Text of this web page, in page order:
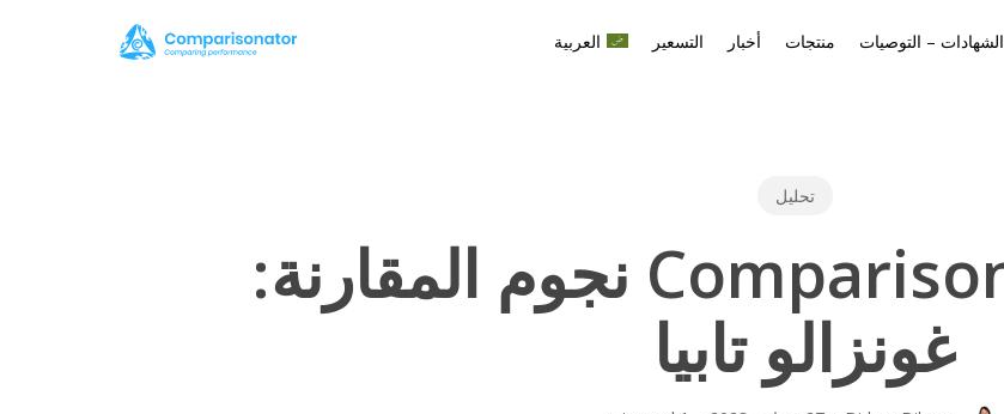
الشهادات – التوصيات منتجات أخبار التسعير العربية
تحليل
سلسلة Comparisonator نجوم المقارنة:
غونزالو تابيا